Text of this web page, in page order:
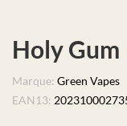
Holy Gum
Marque: Green Vapes
EAN13: